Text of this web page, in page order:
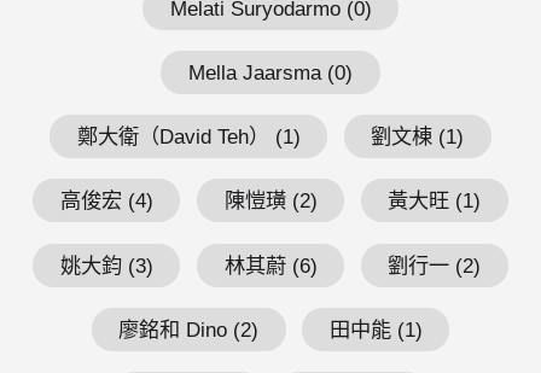
Melati Suryodarmo (0)
Mella Jaarsma (0)
鄭大衛（David Teh） (1) 劉文棟 (1)
高俊宏 (4) 陳愷璜 (2) 黃大旺 (1)
姚大鈞 (3) 林其蔚 (6) 劉行一 (2)
廖銘和 Dino (2) 田中能 (1)